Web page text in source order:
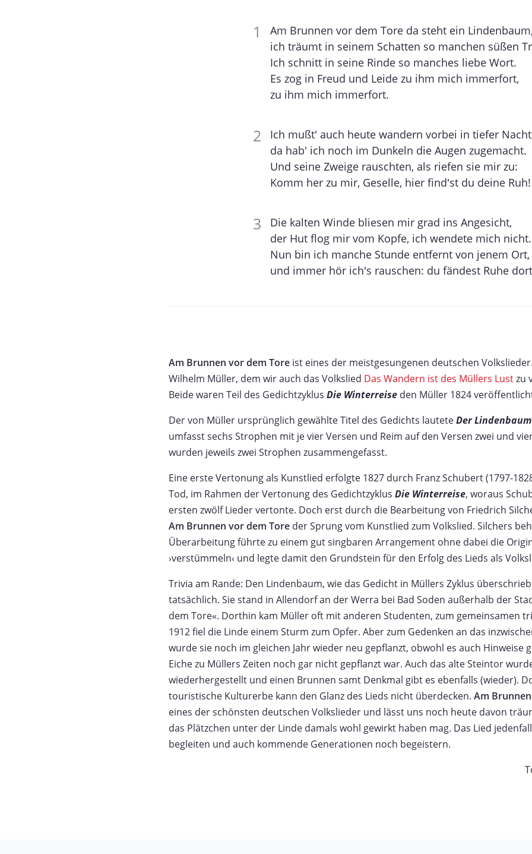
Am Brunnen vor dem Tore da steht ein
ich träumt in seinem Schatten so manchen süßen
Ich schnitt in seine Rinde so manches liebe Wort.
Es zog in Freud und Leide zu ihm mich immerfort,
zu ihm mich immerfort.
Ich mußt' auch heute wandern vorbei in tiefer
da hab' ich noch im Dunkeln die Augen zugemacht.
Und seine Zweige rauschten, als riefen sie mir zu:
Komm her zu mir, Geselle, hier find'st du deine Ruh!
Die kalten Winde bliesen mir grad ins Angesicht,
der Hut flog mir vom Kopfe, ich wendete mich nicht.
Nun bin ich manche Stunde entfernt von jenem Ort,
und immer hör ich's rauschen: du fändest Ruhe
Am Brunnen vor dem Tore ist eines der meistgesungenen deutschen
Wilhelm Müller, dem wir auch das Volkslied Das Wandern ist des Müllers Lustzu
Beide waren Teil des Gedichtzyklus Die Winterreise den Müller 1824
Der von Müller ursprünglich gewählte Titel des Gedichts lauteteDer Lindenbaum
umfasst sechs Strophen mit je vier Versen und Reim auf den Versen zwei und
wurden jeweils zwei Strophen zusammengefasst.
Eine erste Vertonung als Kunstlied erfolgte 1827 durch Franz Schubert (1797-
Tod, im Rahmen der Vertonung des Gedichtzyklus Die Winterreise, woraus
ersten zwölf Lieder vertonte. Doch erst durch die Bearbeitung von Friedrich
Am Brunnen vor dem Tore der Sprung vom Kunstlied zum Volkslied. Silchers
Überarbeitung führte zu einem gut singbaren Arrangement ohne dabei die
›verstümmeln‹ und legte damit den Grundstein für den Erfolg des Lieds als
Trivia am Rande: Den Lindenbaum, wie das Gedicht in Müllers Zyklus
tatsächlich. Sie stand in Allendorf an der Werra bei Bad Soden außerhalb der
dem Tore«. Dorthin kam Müller oft mit anderen Studenten, zum gemeinsamen
1912 fiel die Linde einem Sturm zum Opfer. Aber zum Gedenken an das
wurde sie noch im gleichen Jahr wieder neu gepflanzt, obwohl es auch Hinweise
Eiche zu Müllers Zeiten noch gar nicht gepflanzt war. Auch das alte Steintor
wiederhergestellt und einen Brunnen samt Denkmal gibt es ebenfalls (wieder).
touristische Kulturerbe kann den Glanz des Lieds nicht überdecken. Am
eines der schönsten deutschen Volkslieder und lässt uns noch heute davon
das Plätzchen unter der Linde damals wohl gewirkt haben mag. Das Lied
begleiten und auch kommende Generationen noch begeistern.